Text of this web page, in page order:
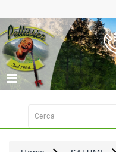
Latticini
Salumi
Fresca
Su